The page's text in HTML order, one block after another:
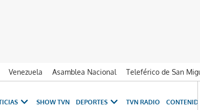
Venezuela Asamblea Nacional Teleférico de San
SHOW TVN DEPORTES TVN RADIO